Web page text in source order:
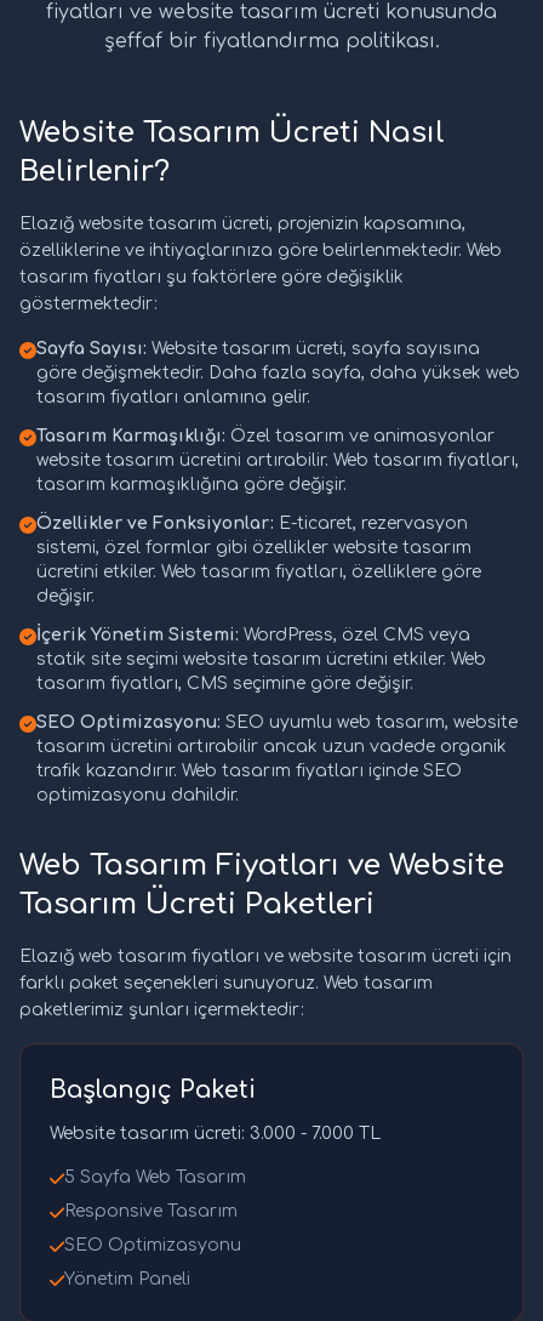
fiyatları ve website tasarım ücreti konusunda
şeffaf bir fiyatlandırma politikası.
Website Tasarım Ücreti Nasıl
Belirlenir?
Elazığ website tasarım ücreti, projenizin kapsamına,
özelliklerine ve ihtiyaçlarınıza göre belirlenmektedir. Web
tasarım fiyatları şu faktörlere göre değişiklik
göstermektedir:
Sayfa Sayısı: Website tasarım ücreti, sayfa sayısına
göre değişmektedir. Daha fazla sayfa, daha yüksek web
tasarım fiyatları anlamına gelir.
Tasarım Karmaşıklığı: Özel tasarım ve animasyonlar
website tasarım ücretini artırabilir. Web tasarım fiyatları,
tasarım karmaşıklığına göre değişir.
Özellikler ve Fonksiyonlar: E-ticaret, rezervasyon
sistemi, özel formlar gibi özellikler website tasarım
ücretini etkiler. Web tasarım fiyatları, özelliklere göre
değişir.
İçerik Yönetim Sistemi: WordPress, özel CMS veya
statik site seçimi website tasarım ücretini etkiler. Web
tasarım fiyatları, CMS seçimine göre değişir.
SEO Optimizasyonu: SEO uyumlu web tasarım, website
tasarım ücretini artırabilir ancak uzun vadede organik
trafik kazandırır. Web tasarım fiyatları içinde SEO
optimizasyonu dahildir.
Web Tasarım Fiyatları ve Website
Tasarım Ücreti Paketleri
Elazığ web tasarım fiyatları ve website tasarım ücreti için
farklı paket seçenekleri sunuyoruz. Web tasarım
paketlerimiz şunları içermektedir:
Başlangıç Paketi
Website tasarım ücreti: 3.000 - 7.000 TL
5 Sayfa Web Tasarım
Responsive Tasarım
SEO Optimizasyonu
Yönetim Paneli